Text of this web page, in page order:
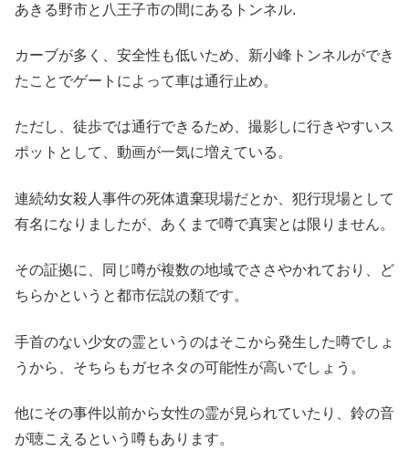
あきる野市と八王子市の間にあるトンネル.
カーブが多く、安全性も低いため、新小峰トンネルができ
たことでゲートによって車は通行止め。
ただし、徒歩では通行できるため、撮影しに行きやすいス
ポットとして、動画が一気に増えている。
連続幼女殺人事件の死体遺棄現場だとか、犯行現場として
有名になりましたが、あくまで噂で真実とは限りません。
その証拠に、同じ噂が複数の地域でささやかれており、ど
ちらかというと都市伝説の類です。
手首のない少女の霊というのはそこから発生した噂でしょ
うから、そちらもガセネタの可能性が高いでしょう。
他にその事件以前から女性の霊が見られていたり、鈴の音
が聴こえるという噂もあります。